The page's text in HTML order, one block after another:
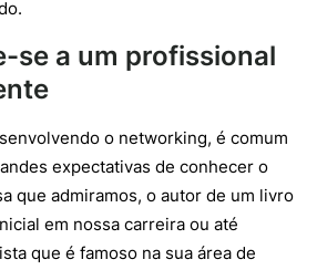
se a um profissional
o networking, é comum
expectativas de conhecer o
que admiramos, o autor de um livro
em nossa carreira ou até
que é famoso na sua área de